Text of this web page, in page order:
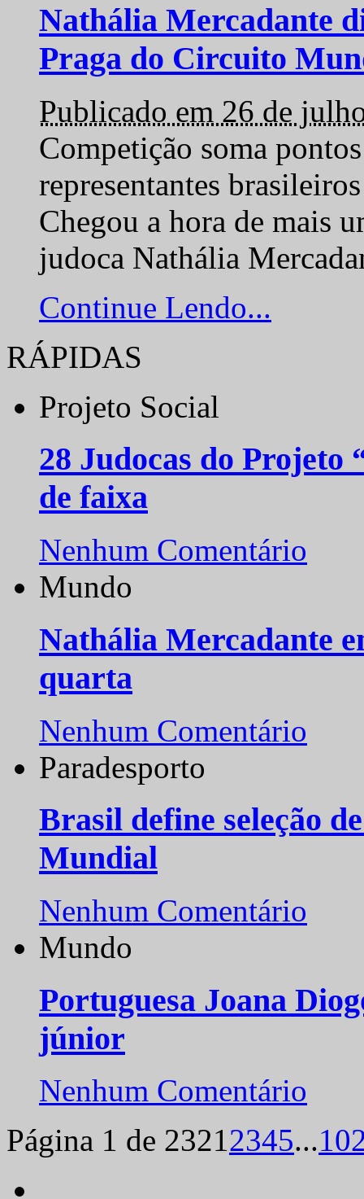
Nathália Mercadante
Praga do Circuito
Publicado em 26 de
Competição soma
representantes
Chegou a hora de mais
judoca Nathália
Continue Lendo...
RÁPIDAS
Projeto Social
28 Judocas do
de faixa
Nenhum Comentário
Mundo
Nathália Mercadante
quarta
Nenhum Comentário
Paradesporto
Brasil define seleção
Mundial
Nenhum Comentário
Mundo
Portuguesa Joana
júnior
Nenhum Comentário
Página 1 de 23212345...10